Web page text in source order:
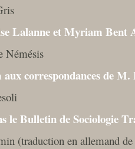
Lalanne et Myriam Bent
Némésis
aux correspondances de
le Bulletin de Sociologie
(traduction en allemand de